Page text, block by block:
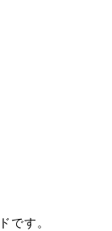
です。